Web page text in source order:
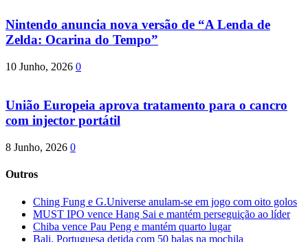
Nintendo anuncia nova versão de “A Lenda de
Zelda: Ocarina do Tempo”
10 Junho, 2026 0
União Europeia aprova tratamento para o cancro
com injector portátil
8 Junho, 2026 0
Outros
Ching Fung e G.Universe anulam-se em jogo com oito golos
MUST IPO vence Hang Sai e mantém perseguição ao líder
Chiba vence Pau Peng e mantém quarto lugar
Bali. Portuguesa detida com 50 balas na mochila